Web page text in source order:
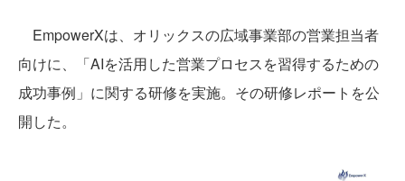
EmpowerXは、オリックスの広域事業部の営業担当者
向けに、「AIを活用した営業プロセスを習得するための
成功事例」に関する研修を実施。その研修レポートを公
開した。